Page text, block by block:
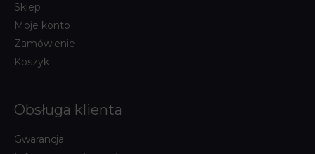
Sklep
Moje konto
Zamówienie
Koszyk
Obsługa klienta
Gwarancja